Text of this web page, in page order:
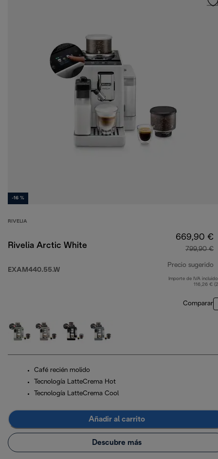
-16 %
RIVELIA
Rivelia Arctic White
EXAM440.55.W
669,90 €
799,90 €
Precio sugerido
Importe de IVA
116,26 €
Comparar
Café recién molido
Tecnología LatteCrema Hot
Tecnología LatteCrema Cool
Añadir al carrito
Descubre más